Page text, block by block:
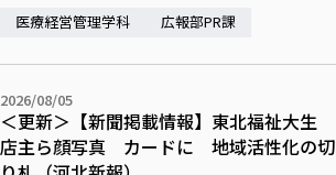
医療経営管理学科 広報部PR課
2026/08/05
＜更新＞【新聞掲載情報】東北福祉大生
店主ら顔写真 カードに 地域活性化の切